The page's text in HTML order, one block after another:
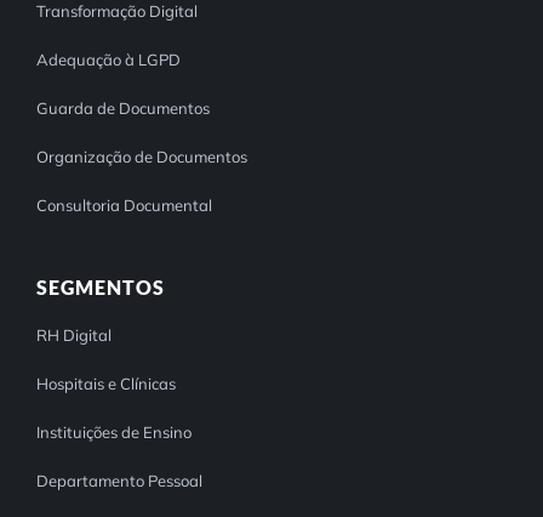
Transformação Digital
Adequação à LGPD
Guarda de Documentos
Organização de Documentos
Consultoria Documental
SEGMENTOS
RH Digital
Hospitais e Clínicas
Instituições de Ensino
Departamento Pessoal